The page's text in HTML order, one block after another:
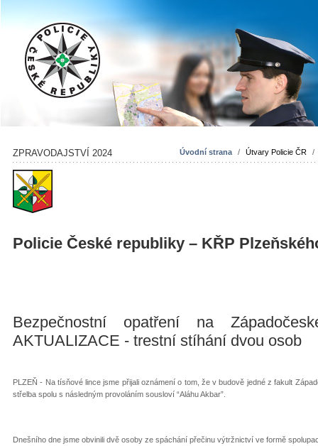
Úvodní strana / Útvary Policie ČR /
ZPRAVODAJSTVÍ 2024
Policie České republiky – KŘP
Bezpečnostní opatření na
AKTUALIZACE - trestní stíhání dvou osob
PLZEŇ - Na tísňové lince jsme přijali oznámení o tom, že v budově jedné z fakult
střelba spolu s následným provoláním sousloví “Aláhu Akbar”.
Dnešního dne jsme obvinili dvě osoby ze spáchání přečinu výtržnictví ve formě